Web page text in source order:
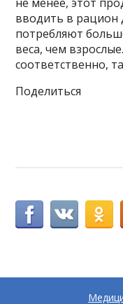
вводить в рацион
потребляют
веса, чем
соответственно,
Поделиться